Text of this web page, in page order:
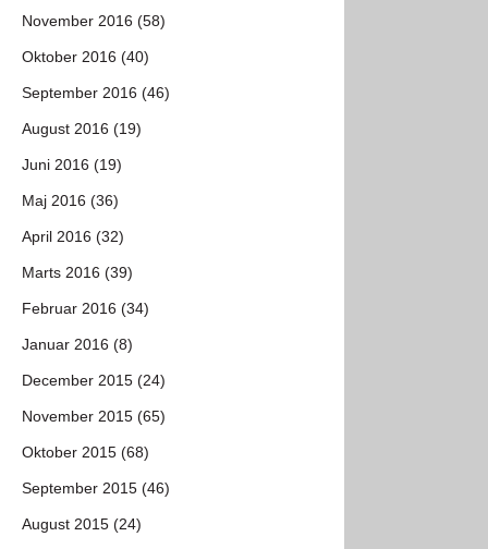
November 2016 (58)
Oktober 2016 (40)
September 2016 (46)
August 2016 (19)
Juni 2016 (19)
Maj 2016 (36)
April 2016 (32)
Marts 2016 (39)
Februar 2016 (34)
Januar 2016 (8)
December 2015 (24)
November 2015 (65)
Oktober 2015 (68)
September 2015 (46)
August 2015 (24)